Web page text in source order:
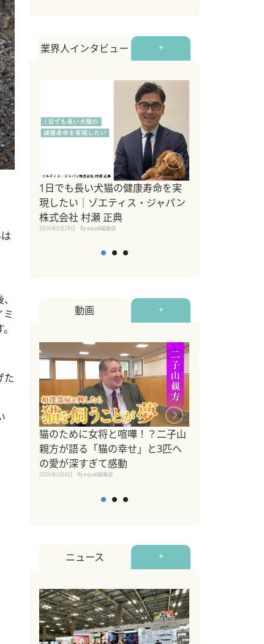
た
業界人インタビュー +
1日でも長い犬猫の健康寿命を実
現したい｜ゾエティス・ジャパン
株式会社 村瀬 正典
2026年5月29日 By equall編集部
動画 +
猫のために女将と喧嘩！？二子山
親方が語る「猫の幸せ」と3匹へ
の愛が深すぎて感動
2026年2月4日 By equall編集部
ニュース +